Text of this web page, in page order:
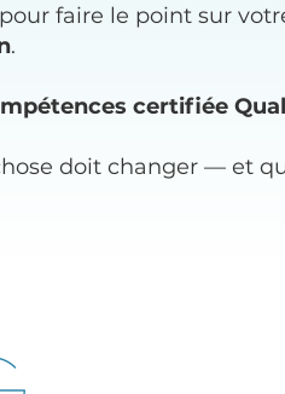
faire le point sur
.
certifiée
doit changer — et